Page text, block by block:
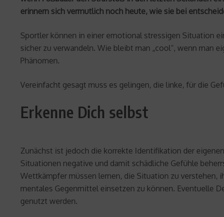
erinnern sich vermutlich noch heute, wie sie bei
Sportler können in einer emotional stressigen Situation
sicher zu verwandeln. Wie bleibt man „cool“, wenn man
Phänomen.
Vereinfacht gesagt muss es gelingen, die linke, für die
Erkenne Dich selbst
Zunächst ist jedoch die korrekte Identifikation der
Situationen negative und damit schädliche Gefühle
Wettkämpfer müssen lernen, die Situation zu verstehen,
mentales Gegenmittel einsetzen zu können. Eventuelle
genutzt werden.